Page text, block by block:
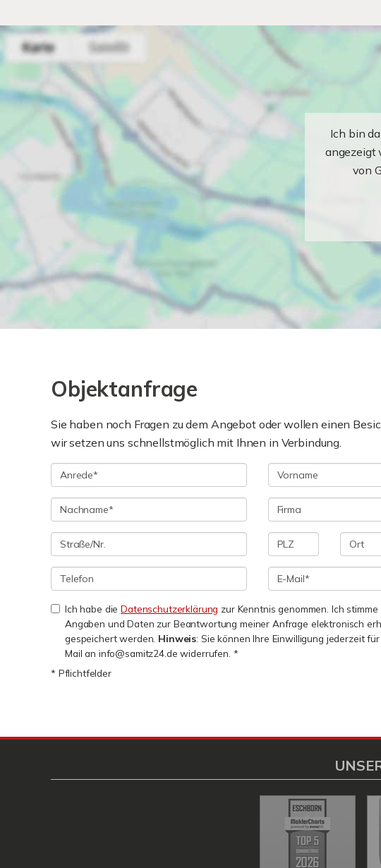
Ich bin
angezeigt
von
Objektanfrage
Sie haben noch Fragen zu dem Angebot oder wollen einen
wir setzen uns schnellstmöglich mit Ihnen in Verbindung.
Ich habe dieDatenschutzerklärung zur Kenntnis genommen. Ich stimme
Angaben und Daten zur Beantwortung meiner Anfrage elektronisch
gespeichert werden. Hinweis: Sie können Ihre Einwilligung jederzeit
Mail an info@samitz24.de widerrufen. *
* Pflichtfelder